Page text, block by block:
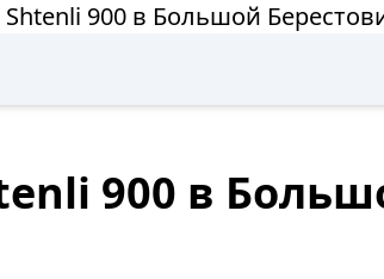
900 в Большой
900 в